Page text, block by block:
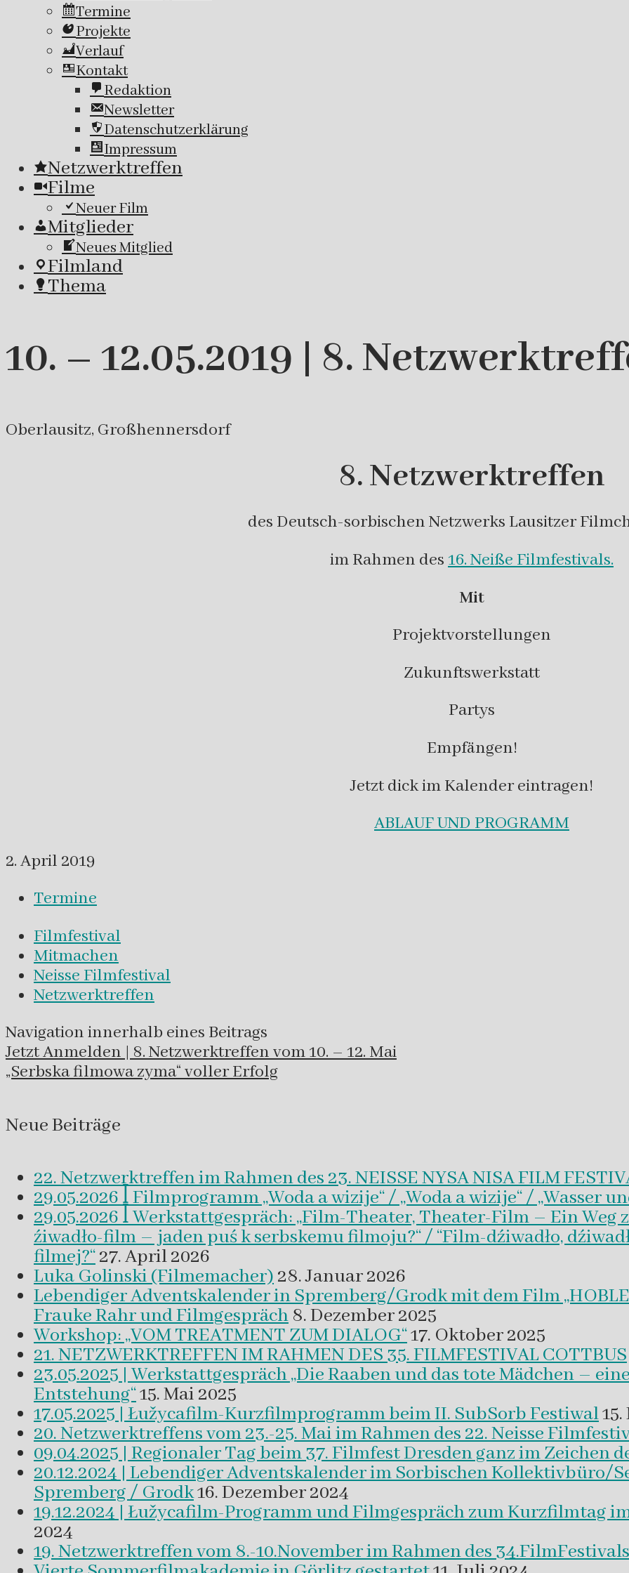
Termine
Projekte
Verlauf
Kontakt
Redaktion
Newsletter
Datenschutzerklärung
Impressum
Netzwerktreffen
Filme
Neuer Film
Mitglieder
Neues Mitglied
Filmland
Thema
10. – 12.05.2019 | 8.
Oberlausitz, Großhennersdorf
8. Netzwerktreffen
des Deutsch-sorbischen Netzwerks Lausitzer
im Rahmen des 16. Neiße Filmfestivals.
Mit
Projektvorstellungen
Zukunftswerkstatt
Partys
Empfängen!
Jetzt dick im Kalender eintragen!
ABLAUF UND PROGRAMM
2. April 2019
Termine
Filmfestival
Mitmachen
Neisse Filmfestival
Netzwerktreffen
Navigation innerhalb eines Beitrags
Jetzt Anmelden | 8. Netzwerktreffen vom 10. – 12. Mai
„Serbska filmowa zyma“ voller Erfolg
Neue Beiträge
22. Netzwerktreffen im Rahmen des 23. NEISSE NYSA NISA FILM
29.05.2026 ꟾ Filmprogramm „Woda a wizije“ / „Woda a wizije“ / „Wasser
29.05.2026 ꟾ Werkstattgespräch: „Film-Theater, Theater-Film – Ein Weg
źiwadło-film – jaden puś k serbskemu filmoju?“ / “Film-dźiwadło,
filmej?“27. April 2026
Luka Golinski (Filmemacher)28. Januar 2026
Lebendiger Adventskalender in Spremberg/Grodk mit dem Film
Frauke Rahr und Filmgespräch 8. Dezember 2025
Workshop: „VOM TREATMENT ZUM DIALOG“17. Oktober 2025
21. NETZWERKTREFFEN IM RAHMEN DES 35. FILMFESTIVAL COTTBUS
23.05.2025 | Werkstattgespräch „Die Raaben und das tote Mädchen –
Entstehung“15. Mai 2025
17.05.2025 | Łužycafilm-Kurzfilmprogramm beim II. SubSorb Festiwal
20. Netzwerktreffens vom 23.-25. Mai im Rahmen des 22. Neisse
09.04.2025 | Regionaler Tag beim 37. Filmfest Dresden ganz im Zeichen
20.12.2024 | Lebendiger Adventskalender im Sorbischen Kollektivbüro/
Spremberg / Grodk16. Dezember 2024
19.12.2024 | Łužycafilm-Programm und Filmgespräch zum Kurzfilmtag
2024
19. Netzwerktreffen vom 8.-10.November im Rahmen des